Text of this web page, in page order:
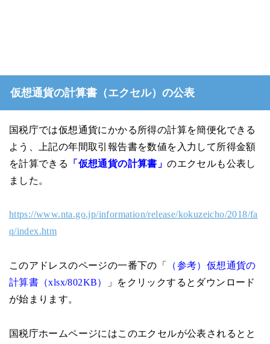
仮想通貨の計算書（エクセル）の公表
国税庁では仮想通貨にかかる所得の計算を簡便化できる
よう、上記の年間取引報告書を数値を入力して所得金額
を計算できる
「仮想通貨の計算書」のエクセルも公表し
ました。
https://www.nta.go.jp/information/release/kokuzeicho/2018/fa
q/index.htm
このアドレスのページの一番下の「
（参考）仮想通貨の
計算書（xlsx/802KB）
」をクリックするとダウンロード
が始まります。
国税庁ホームページにはこのエクセルが公表されるとと